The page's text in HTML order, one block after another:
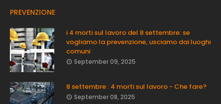
PREVENZIONE
i 4 morti sul lavoro del 8 settembre: se
vogliamo la prevenzione, usciamo dai luoghi
comuni
September 09, 2025
8 settembre : 4 morti sul lavoro - Che fare?
September 08, 2025